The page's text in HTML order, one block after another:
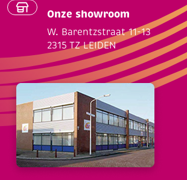
Onze showroom
W. Barentzstraat 11-13
2315 TZ LEIDEN